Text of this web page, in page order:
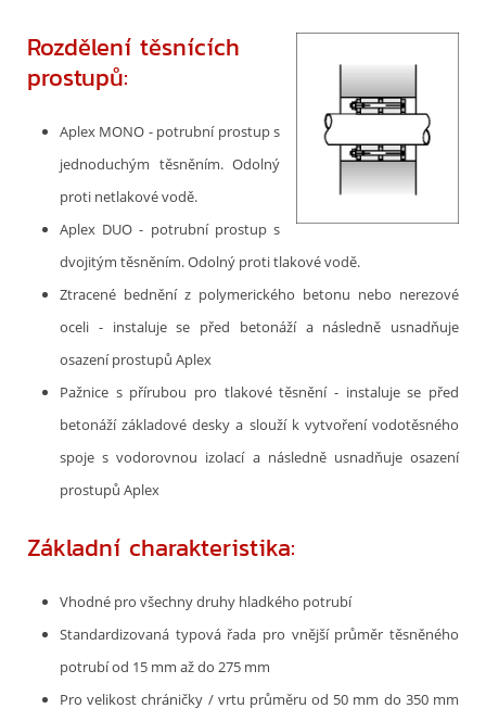
Rozdělení těsnících
prostupů:
Aplex MONO - potrubní prostup s
jednoduchým těsněním. Odolný
proti netlakové vodě.
Aplex DUO - potrubní prostup s
dvojitým těsněním. Odolný proti tlakové vodě.
Ztracené bednění z polymerického betonu nebo nerezové
oceli - instaluje se před betonáží a následně usnadňuje
osazení prostupů Aplex
Pažnice s přírubou pro tlakové těsnění - instaluje se před
betonáží základové desky a slouží k vytvoření vodotěsného
spoje s vodorovnou izolací a následně usnadňuje osazení
prostupů Aplex
Základní charakteristika:
Vhodné pro všechny druhy hladkého potrubí
Standardizovaná typová řada pro vnější průměr těsněného
potrubí od 15 mm až do 275 mm
Pro velikost chráničky / vrtu průměru od 50 mm do 350 mm